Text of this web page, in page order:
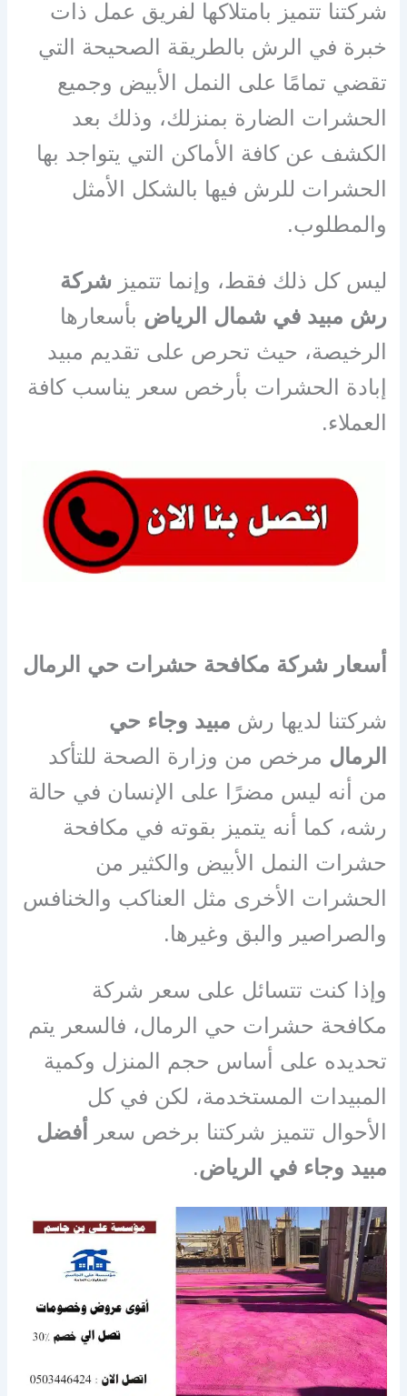
شركتنا تتميز بامتلاكها لفريق عمل ذات
خبرة في الرش بالطريقة الصحيحة التي
تقضي تمامًا على النمل الأبيض وجميع
الحشرات الضارة بمنزلك، وذلك بعد
الكشف عن كافة الأماكن التي يتواجد بها
الحشرات للرش فيها بالشكل الأمثل
والمطلوب.
ليس كل ذلك فقط، وإنما تتميز شركة
رش مبيد في شمال الرياض بأسعارها
الرخيصة، حيث تحرص على تقديم مبيد
إبادة الحشرات بأرخص سعر يناسب كافة
العملاء.
أسعار شركة مكافحة حشرات حي الرمال
شركتنا لديها رش مبيد وجاء حي
الرمال مرخص من وزارة الصحة للتأكد
من أنه ليس مضرًا على الإنسان في حالة
رشه، كما أنه يتميز بقوته في مكافحة
حشرات النمل الأبيض والكثير من
الحشرات الأخرى مثل العناكب والخنافس
والصراصير والبق وغيرها.
وإذا كنت تتسائل على سعر شركة
مكافحة حشرات حي الرمال، فالسعر يتم
تحديده على أساس حجم المنزل وكمية
المبيدات المستخدمة، لكن في كل
الأحوال تتميز شركتنا برخص سعر
أفضل
مبيد وجاء في الرياض.